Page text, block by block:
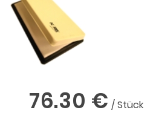
76.30 € / Stück